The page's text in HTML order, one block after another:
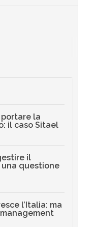
la
il caso Sitael
il
questione
l’Italia: ma